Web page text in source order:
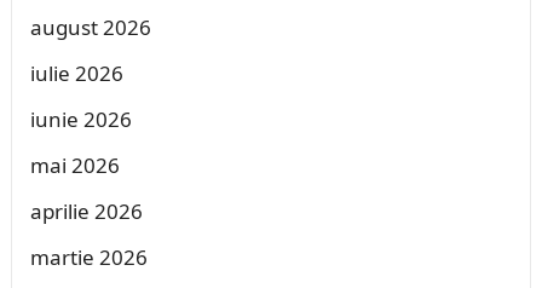
august 2026
iulie 2026
iunie 2026
mai 2026
aprilie 2026
martie 2026